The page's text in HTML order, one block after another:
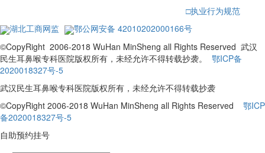
□执业行为规范
湖北工商网监
鄂公网安备 42010202000166号
©CopyRight 2006-2018 WuHan MinSheng all Rights Reserved 武汉
民生耳鼻喉专科医院版权所有，未经允许不得转载抄袭。 鄂ICP备
2020018327号-5
武汉民生耳鼻喉专科医院版权所有，未经允许不得转载抄袭
©CopyRight 2006-2018 WuHan MinSheng all Rights Reserved 鄂ICP
备2020018327号-5
自助预约挂号